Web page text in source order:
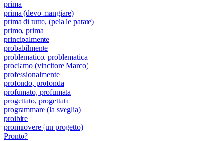
prima
prima (devo mangiare)
prima di tutto, (pela le patate)
primo, prima
principalmente
probabilmente
problematico, problematica
proclamo (vincitore Marco)
professionalmente
profondo, profonda
profumato, profumata
progettato, progettata
programmare (la sveglia)
proibire
promuovere (un progetto)
Pronto?